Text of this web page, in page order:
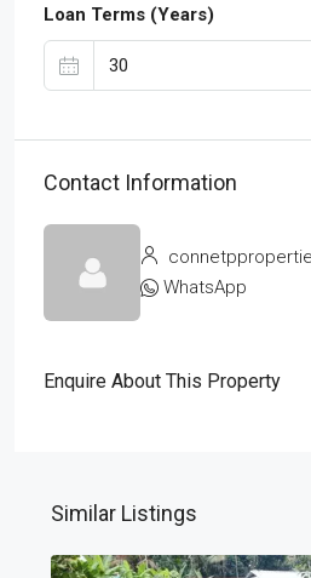
Loan Terms (Years)
Contact Information
WhatsApp
Enquire About This Property
Similar Listings